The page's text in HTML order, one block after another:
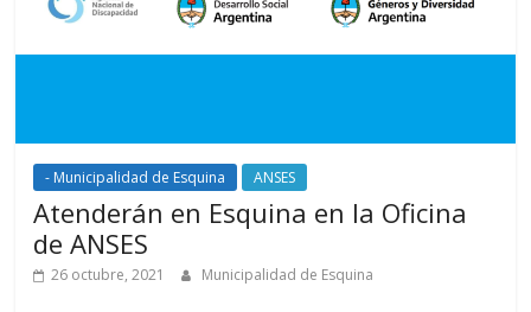
- Municipalidad de Esquina ANSES
Atenderán en Esquina en la Oficina
de ANSES
26 octubre, 2021 Municipalidad de Esquina